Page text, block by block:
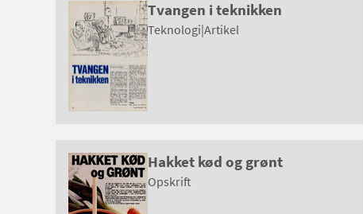
Tvangen i teknikken
Teknologi|Artikel
Hakket kød og grønt
Opskrift